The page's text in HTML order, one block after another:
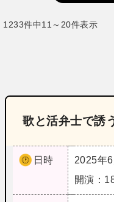
1233件中11～20件表示
歌と活弁士で誘
日時
2025年6
開演：